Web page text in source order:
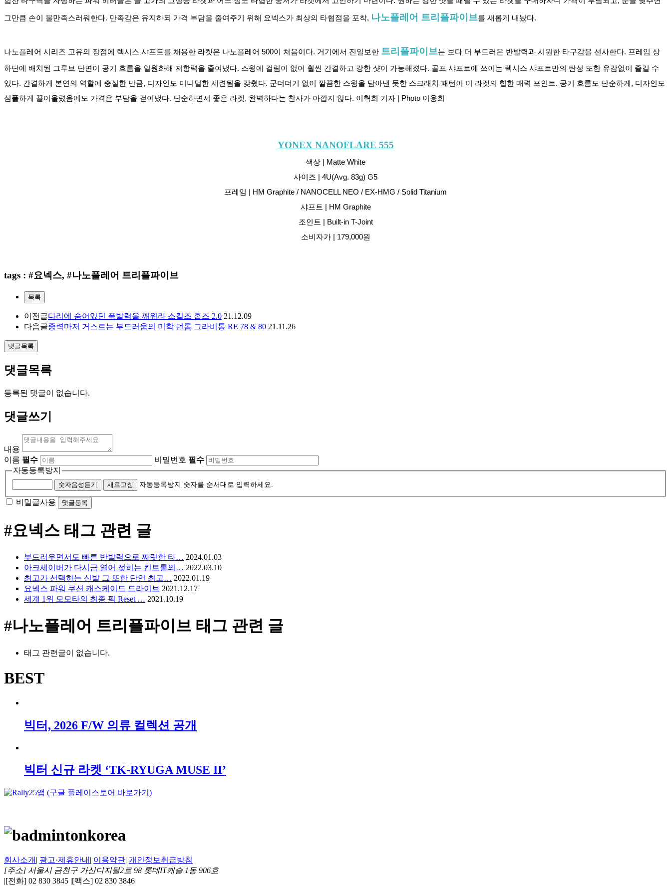
그만큼 손이 불만족스러워한다. 만족감은 유지하되 가격 부담을 줄여주기 위해 요넥스가 최상의 타협점을 포착, 나노플레어 트리플파이브를 새롭게 내놨다.
나노플레어 시리즈 고유의 장점에 렉시스 샤프트를 채용한 라켓은 나노플레어 500이 처음이다. 거기에서 진일보한 트리플파이브는 보다 더 부드러운 반발력과 시원한 타구감을 선사한다. 프레임 상
하단에 배치된 그루브 단면이 공기 흐름을 일원화해 저항력을 줄여냈다. 스윙에 걸림이 없어 훨씬 간결하고 강한 샷이 가능해졌다. 골프 샤프트에 쓰이는 렉시스 샤프트만의 탄성 또한 유감없이 즐길 수
있다. 간결하게 본연의 역할에 충실한 만큼, 디자인도 미니멀한 세련됨을 갖췄다. 군더더기 없이 깔끔한 스윙을 담아낸 듯한 스크래치 패턴이 이 라켓의 힙한 매력 포인트. 공기 흐름도 단순하게, 디자인도
심플하게 끌어올렸음에도 가격은 부담을 걷어냈다. 단순하면서 좋은 라켓, 완벽하다는 찬사가 아깝지 않다. 이혁희 기자 | Photo 이용희
YONEX NANOFLARE 555
색상 | Matte White
사이즈 | 4U(Avg. 83g) G5
프레임 | HM Graphite / NANOCELL NEO / EX-HMG / Solid Titanium
샤프트 | HM Graphite
조인트 | Built-in T-Joint
소비자가 | 179,000원
tags : #요넥스, #나노플레어 트리플파이브
목록
이전글다리에 숨어있던 폭발력을 깨워라 스킬즈 홉즈 2.0 21.12.09
다음글중력마저 거스르는 부드러움의 미학 던롭 그라비통 RE 78 & 80 21.11.26
댓글목록
댓글목록
등록된 댓글이 없습니다.
댓글쓰기
내용
이름 필수 비밀번호 필수
자동등록방지
숫자음성듣기 새로고침 자동등록방지 숫자를 순서대로 입력하세요.
비밀글사용
#요넥스 태그 관련 글
부드러우면서도 빠른 반발력으로 짜릿한 타… 2024.01.03
아크세이버가 다시금 열어 젖히는 컨트롤의… 2022.03.10
최고가 선택하는 신발 그 또한 단연 최고… 2022.01.19
요넥스 파워 쿠션 캐스케이드 드라이브 2021.12.17
세계 1위 모모타의 최종 픽 Reset … 2021.10.19
#나노플레어 트리플파이브 태그 관련 글
태그 관련글이 없습니다.
BEST
빅터, 2026 F/W 의류 컬렉션 공개
빅터 신규 라켓 ‘TK-RYUGA MUSE II’
회사소개 | 광고·제휴안내 | 이용약관| 개인정보취급방침
[주소] 서울시 금천구 가산디지털2로 98 롯데IT캐슬 1동 906호
|[전화] 02 830 3845 |[팩스] 02 830 3846